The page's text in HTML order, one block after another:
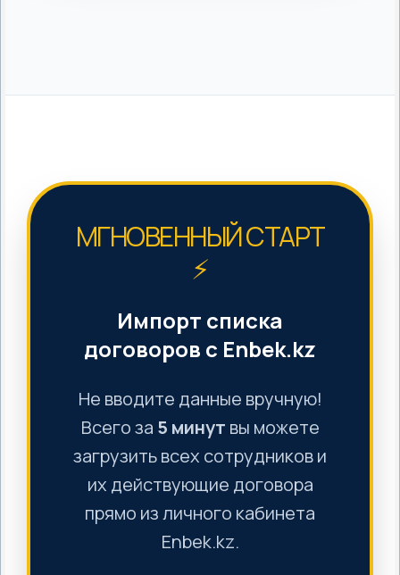
МГНОВЕННЫЙ СТАРТ
⚡
Импорт списка
договоров с Enbek.kz
Не вводите данные вручную!
Всего за 5 минут вы можете
загрузить всех сотрудников и
их действующие договора
прямо из личного кабинета
Enbek.kz.